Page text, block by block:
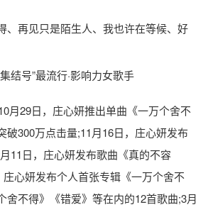
、再见只是陌生人、我也许在等候、好
结号”最流行·影响力女歌手
月29日，庄心妍推出单曲《一万个舍不
破300万点击量;11月16日，庄心妍发布
11日，庄心妍发布歌曲《真的不容
心妍发布个人首张专辑《一万个舍不
舍不得》《错爱》等在内的12首歌曲;3月